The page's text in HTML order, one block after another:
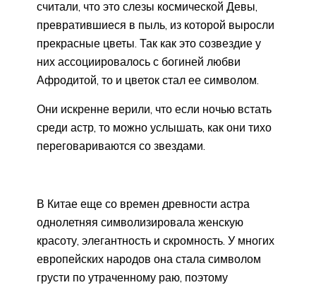
считали, что это слезы космической Девы,
превратившиеся в пыль, из которой выросли
прекрасные цветы. Так как это созвездие у
них ассоциировалось с богиней любви
Афродитой, то и цветок стал ее символом.
Они искренне верили, что если ночью встать
среди астр, то можно услышать, как они тихо
переговариваются со звездами.
В Китае еще со времен древности астра
однолетняя символизировала женскую
красоту, элегантность и скромность. У многих
европейских народов она стала символом
грусти по утраченному раю, поэтому